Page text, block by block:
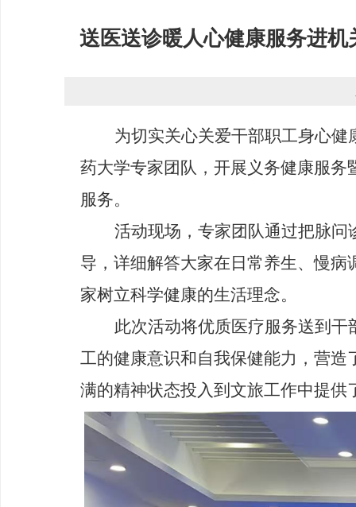
送医送诊暖人心健康服务进
为切实关心关爱干部职工身心
药大学专家团队，开展 义务健康服务
服务。
活动现场，专家团队通过把脉
导，详细解答大家在日常养生、慢
家树立科学健康的生活理念。
此次活动将优质医疗服务送到干
工的健康意识和自我保健能力，营
满的精神状态投入到文旅工作中提供